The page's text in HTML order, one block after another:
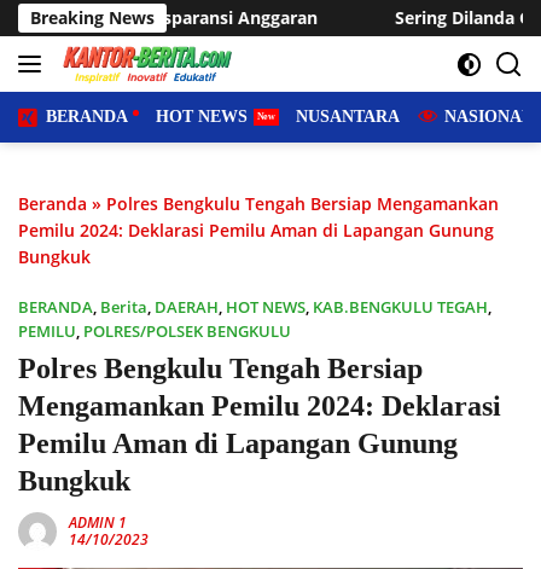
Langsung
ke
konten
Breaking News
Anggaran Sering Dilanda Genangan, Desa Sukaraja
BERANDA HOT NEWS NUSANTARA NASIONAL
Beranda » Polres Bengkulu Tengah Bersiap Mengamankan
Pemilu 2024: Deklarasi Pemilu Aman di Lapangan Gunung
Bungkuk
BERANDA, Berita, DAERAH, HOT NEWS, KAB.BENGKULU TEGAH,
PEMILU, POLRES/POLSEK BENGKULU
Polres Bengkulu Tengah Bersiap
Mengamankan Pemilu 2024: Deklarasi
Pemilu Aman di Lapangan Gunung
Bungkuk
ADMIN 1
14/10/2023